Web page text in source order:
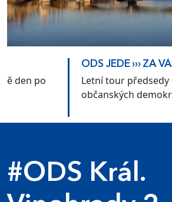
ODS JEDE ››› ZA VÁMI
Letní tour předsedy ODS Martina
občanských demokratů na kole
#ODS Král.